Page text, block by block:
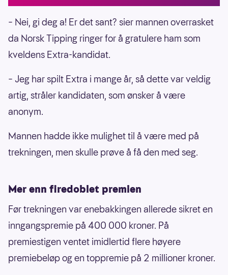
– Nei, gi deg a! Er det sant? sier mannen overrasket
da Norsk Tipping ringer for å gratulere ham som
kveldens Extra-kandidat.
– Jeg har spilt Extra i mange år, så dette var veldig
artig, stråler kandidaten, som ønsker å være
anonym.
Mannen hadde ikke mulighet til å være med på
trekningen, men skulle prøve å få den med seg.
Mer enn firedoblet premien
Før trekningen var enebakkingen allerede sikret en
inngangspremie på 400 000 kroner. På
premiestigen ventet imidlertid flere høyere
premiebeløp og en toppremie på 2 millioner kroner.